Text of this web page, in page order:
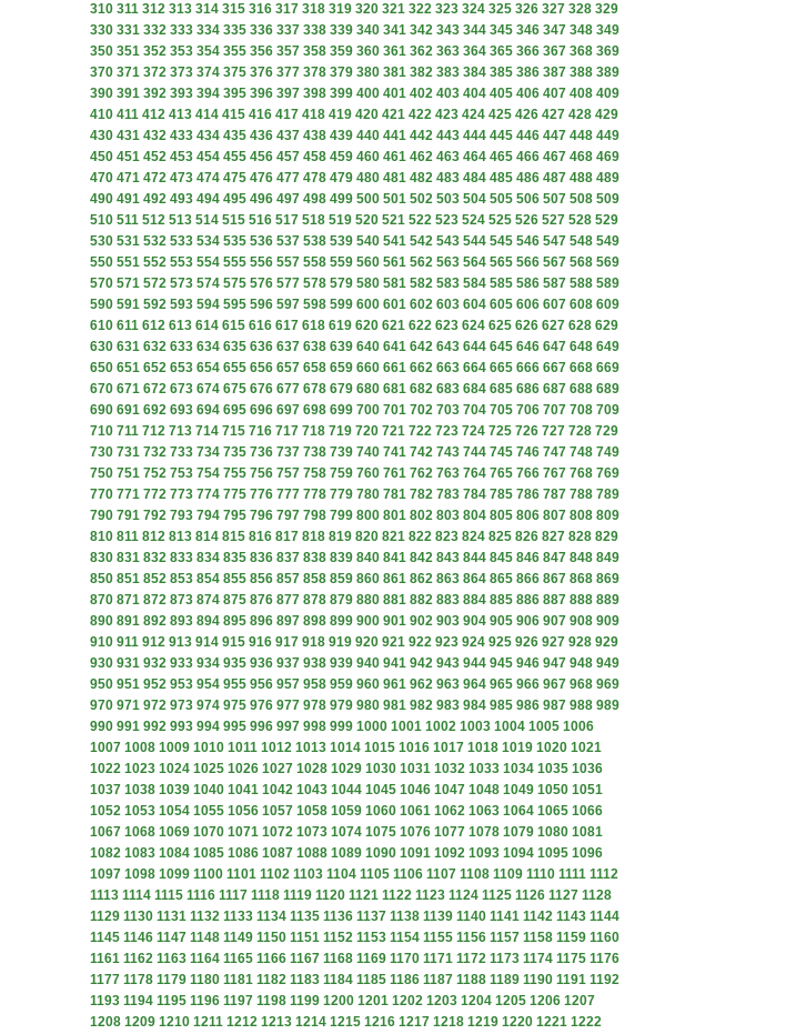
310 311 312 313 314 315 316 317 318 319 320 321 322 323 324 325 326 327 328 329
330 331 332 333 334 335 336 337 338 339 340 341 342 343 344 345 346 347 348 349
350 351 352 353 354 355 356 357 358 359 360 361 362 363 364 365 366 367 368 369
370 371 372 373 374 375 376 377 378 379 380 381 382 383 384 385 386 387 388 389
390 391 392 393 394 395 396 397 398 399 400 401 402 403 404 405 406 407 408 409
410 411 412 413 414 415 416 417 418 419 420 421 422 423 424 425 426 427 428 429
430 431 432 433 434 435 436 437 438 439 440 441 442 443 444 445 446 447 448 449
450 451 452 453 454 455 456 457 458 459 460 461 462 463 464 465 466 467 468 469
470 471 472 473 474 475 476 477 478 479 480 481 482 483 484 485 486 487 488 489
490 491 492 493 494 495 496 497 498 499 500 501 502 503 504 505 506 507 508 509
510 511 512 513 514 515 516 517 518 519 520 521 522 523 524 525 526 527 528 529
530 531 532 533 534 535 536 537 538 539 540 541 542 543 544 545 546 547 548 549
550 551 552 553 554 555 556 557 558 559 560 561 562 563 564 565 566 567 568 569
570 571 572 573 574 575 576 577 578 579 580 581 582 583 584 585 586 587 588 589
590 591 592 593 594 595 596 597 598 599 600 601 602 603 604 605 606 607 608 609
610 611 612 613 614 615 616 617 618 619 620 621 622 623 624 625 626 627 628 629
630 631 632 633 634 635 636 637 638 639 640 641 642 643 644 645 646 647 648 649
650 651 652 653 654 655 656 657 658 659 660 661 662 663 664 665 666 667 668 669
670 671 672 673 674 675 676 677 678 679 680 681 682 683 684 685 686 687 688 689
690 691 692 693 694 695 696 697 698 699 700 701 702 703 704 705 706 707 708 709
710 711 712 713 714 715 716 717 718 719 720 721 722 723 724 725 726 727 728 729
730 731 732 733 734 735 736 737 738 739 740 741 742 743 744 745 746 747 748 749
750 751 752 753 754 755 756 757 758 759 760 761 762 763 764 765 766 767 768 769
770 771 772 773 774 775 776 777 778 779 780 781 782 783 784 785 786 787 788 789
790 791 792 793 794 795 796 797 798 799 800 801 802 803 804 805 806 807 808 809
810 811 812 813 814 815 816 817 818 819 820 821 822 823 824 825 826 827 828 829
830 831 832 833 834 835 836 837 838 839 840 841 842 843 844 845 846 847 848 849
850 851 852 853 854 855 856 857 858 859 860 861 862 863 864 865 866 867 868 869
870 871 872 873 874 875 876 877 878 879 880 881 882 883 884 885 886 887 888 889
890 891 892 893 894 895 896 897 898 899 900 901 902 903 904 905 906 907 908 909
910 911 912 913 914 915 916 917 918 919 920 921 922 923 924 925 926 927 928 929
930 931 932 933 934 935 936 937 938 939 940 941 942 943 944 945 946 947 948 949
950 951 952 953 954 955 956 957 958 959 960 961 962 963 964 965 966 967 968 969
970 971 972 973 974 975 976 977 978 979 980 981 982 983 984 985 986 987 988 989
990 991 992 993 994 995 996 997 998 999 1000 1001 1002 1003 1004 1005 1006
1007 1008 1009 1010 1011 1012 1013 1014 1015 1016 1017 1018 1019 1020 1021
1022 1023 1024 1025 1026 1027 1028 1029 1030 1031 1032 1033 1034 1035 1036
1037 1038 1039 1040 1041 1042 1043 1044 1045 1046 1047 1048 1049 1050 1051
1052 1053 1054 1055 1056 1057 1058 1059 1060 1061 1062 1063 1064 1065 1066
1067 1068 1069 1070 1071 1072 1073 1074 1075 1076 1077 1078 1079 1080 1081
1082 1083 1084 1085 1086 1087 1088 1089 1090 1091 1092 1093 1094 1095 1096
1097 1098 1099 1100 1101 1102 1103 1104 1105 1106 1107 1108 1109 1110 1111 1112
1113 1114 1115 1116 1117 1118 1119 1120 1121 1122 1123 1124 1125 1126 1127 1128
1129 1130 1131 1132 1133 1134 1135 1136 1137 1138 1139 1140 1141 1142 1143 1144
1145 1146 1147 1148 1149 1150 1151 1152 1153 1154 1155 1156 1157 1158 1159 1160
1161 1162 1163 1164 1165 1166 1167 1168 1169 1170 1171 1172 1173 1174 1175 1176
1177 1178 1179 1180 1181 1182 1183 1184 1185 1186 1187 1188 1189 1190 1191 1192
1193 1194 1195 1196 1197 1198 1199 1200 1201 1202 1203 1204 1205 1206 1207
1208 1209 1210 1211 1212 1213 1214 1215 1216 1217 1218 1219 1220 1221 1222